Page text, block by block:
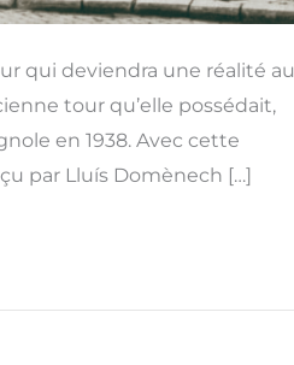
qui deviendra une réalité au
tour qu’elle possédait,
en 1938. Avec cette
par Lluís Domènech […]